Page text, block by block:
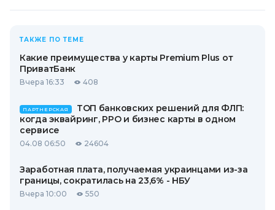
ТАКЖЕ ПО ТЕМЕ
Какие преимущества у карты Premium Plus от
ПриватБанк
Вчера 16:33 408
ПАРТНЕРСКАЯ
ТОП банковских решений для ФЛП:
когда эквайринг, РРО и бизнес карты в одном
сервисе
04.08 06:50 24604
Заработная плата, получаемая украинцами из-за
границы, сократилась на 23,6% - НБУ
Вчера 10:00 550